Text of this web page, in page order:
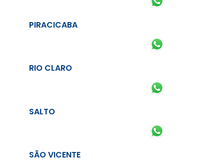
PIRACICABA
RIO CLARO
SALTO
SÃO VICENTE